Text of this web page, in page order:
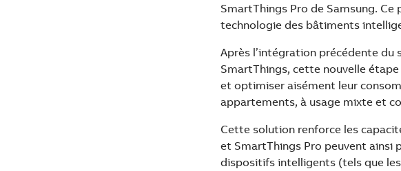
SmartThings Pro de Samsung.
technologie des bâtiments
Après l’intégration précédente du
SmartThings, cette nouvelle
et optimiser aisément leur
appartements, à usage mixte et
Cette solution renforce les
et SmartThings Pro peuvent ainsi
dispositifs intelligents (tels que